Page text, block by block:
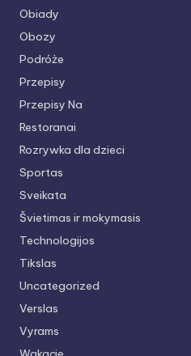
Obiady
Obozy
Podróże
Przepisy
Przepisy Na
Restoranai
Rozrywka dla dzieci
Sportas
Sveikata
Švietimas ir mokymasis
Technologijos
Tikslas
Uncategorized
Verslas
Vyrams